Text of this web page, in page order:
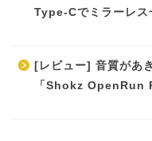
Type-Cでミラーレス
[レビュー] 音質があ
「Shokz OpenRun